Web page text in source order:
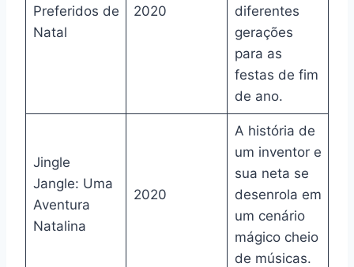
Preferidos de
Natal
2020
diferentes
gerações
para as
festas de fim
de ano.
Jingle
Jangle: Uma
Aventura
Natalina
2020
A história de
um inventor e
sua neta se
desenrola em
um cenário
mágico cheio
de músicas.